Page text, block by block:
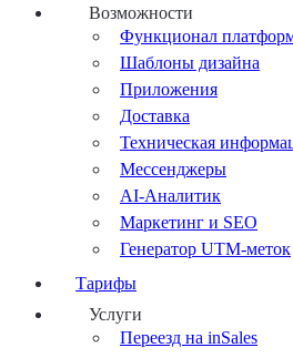
Возможности
Функционал
Шаблоны дизайна
Приложения
Доставка
Техническая
Мессенджеры
AI-Аналитик
Маркетинг и SEO
Генератор UTM-меток
Тарифы
Услуги
Переезд на inSales